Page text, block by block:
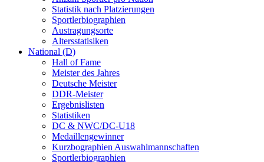
Statistik nach Platzierungen
Sportlerbiographien
Austragungsorte
Altersstatisiken
National (D)
Hall of Fame
Meister des Jahres
Deutsche Meister
DDR-Meister
Ergebnislisten
Statistiken
DC & NWC/DC-U18
Medaillengewinner
Kurzbographien Auswahlmannschaften
Sportlerbiographien